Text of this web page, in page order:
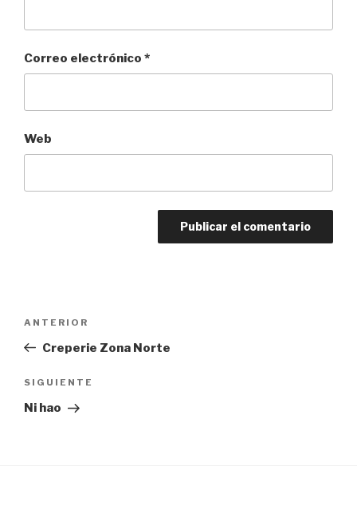
Correo electrónico *
Web
entradas
Entrada
anterior:
ANTERIOR
Creperie Zona Norte
Siguiente
entrada
SIGUIENTE
Ni hao